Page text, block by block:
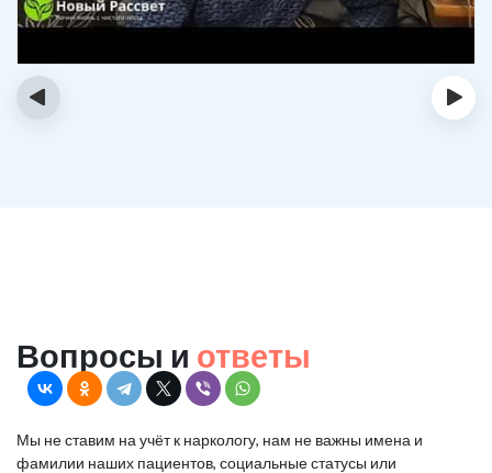
‹ ›
Вопросы и ответы
Мы не ставим на учёт к наркологу, нам не важны имена и
фамилии наших пациентов, социальные статусы или